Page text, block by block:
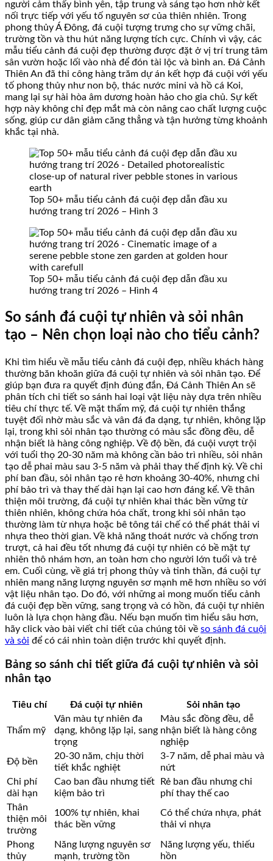
người cảm thấy bình yên, tập trung và sáng tạo hơn nhờ kết
nối trực tiếp với yếu tố nguyên sơ của thiên nhiên. Trong
phong thủy Á Đông, đá cuội tượng trưng cho sự vững chãi,
trường tồn và thu hút năng lượng tích cực. Chính vì vậy, các
mẫu tiểu cảnh đá cuội đẹp thường được đặt ở vị trí trung tâm
sân vườn hoặc lối vào nhà để đón tài lộc và bình an. Đá Cảnh
Thiên An đã thi công hàng trăm dự án kết hợp đá cuội với yếu
tố phong thủy như non bộ, thác nước mini và hồ cá Koi,
mang lại sự hài hòa âm dương hoàn hảo cho gia chủ. Sự kết
hợp này không chỉ đẹp mắt mà còn nâng cao chất lượng cuộc
sống, giúp cư dân giảm căng thẳng và tận hưởng từng khoảnh
khắc tại nhà.
Top 50+ mẫu tiểu cảnh đá cuội đẹp dẫn đầu xu
hướng trang trí 2026 – Hình 3
Top 50+ mẫu tiểu cảnh đá cuội đẹp dẫn đầu xu
hướng trang trí 2026 – Hình 4
So sánh đá cuội tự nhiên và sỏi nhân
tạo – Nên chọn loại nào cho tiểu cảnh?
Khi tìm hiểu về mẫu tiểu cảnh đá cuội đẹp, nhiều khách hàng
thường băn khoăn giữa đá cuội tự nhiên và sỏi nhân tạo. Để
giúp bạn đưa ra quyết định đúng đắn, Đá Cảnh Thiên An sẽ
phân tích chi tiết so sánh hai loại vật liệu này dựa trên nhiều
tiêu chí thực tế. Về mặt thẩm mỹ, đá cuội tự nhiên thắng
tuyệt đối nhờ màu sắc và vân đá đa dạng, tự nhiên, không lặp
lại, trong khi sỏi nhân tạo thường có màu sắc đồng đều, dễ
nhận biết là hàng công nghiệp. Về độ bền, đá cuội vượt trội
với tuổi thọ 20-30 năm mà không cần bảo trì nhiều, sỏi nhân
tạo dễ phai màu sau 3-5 năm và phải thay thế định kỳ. Về chi
phí ban đầu, sỏi nhân tạo rẻ hơn khoảng 30-40%, nhưng chi
phí bảo trì và thay thế dài hạn lại cao hơn đáng kể. Về thân
thiện môi trường, đá cuội tự nhiên khai thác bền vững từ
thiên nhiên, không chứa hóa chất, trong khi sỏi nhân tạo
thường làm từ nhựa hoặc bê tông tái chế có thể phát thải vi
nhựa theo thời gian. Về khả năng thoát nước và chống trơn
trượt, cả hai đều tốt nhưng đá cuội tự nhiên có bề mặt tự
nhiên thô nhám hơn, an toàn hơn cho người lớn tuổi và trẻ
em. Cuối cùng, về giá trị phong thủy và tinh thần, đá cuội tự
nhiên mang năng lượng nguyên sơ mạnh mẽ hơn nhiều so với
vật liệu nhân tạo. Do đó, với những ai mong muốn tiểu cảnh
đá cuội đẹp bền vững, sang trọng và có hồn, đá cuội tự nhiên
luôn là lựa chọn hàng đầu. Nếu bạn muốn tìm hiểu sâu hơn,
hãy click vào bài viết chi tiết của chúng tôi về so sánh đá cuội
và sỏi để có cái nhìn toàn diện trước khi quyết định.
Bảng so sánh chi tiết giữa đá cuội tự nhiên và sỏi
nhân tạo
Tiêu chí Đá cuội tự nhiên Sỏi nhân tạo
Thẩm mỹ
Vân màu tự nhiên đa
dạng, không lặp lại, sang
trọng
Màu sắc đồng đều, dễ
nhận biết là hàng công
nghiệp
Độ bền
20-30 năm, chịu thời
tiết khắc nghiệt
3-7 năm, dễ phai màu và
nứt
Chi phí
dài hạn
Cao ban đầu nhưng tiết
kiệm bảo trì
Rẻ ban đầu nhưng chi
phí thay thế cao
Thân
thiện môi
trường
100% tự nhiên, khai
thác bền vững
Có thể chứa nhựa, phát
thải vi nhựa
Phong
thủy
Năng lượng nguyên sơ
mạnh, trường tồn
Năng lượng yếu, thiếu
hồn